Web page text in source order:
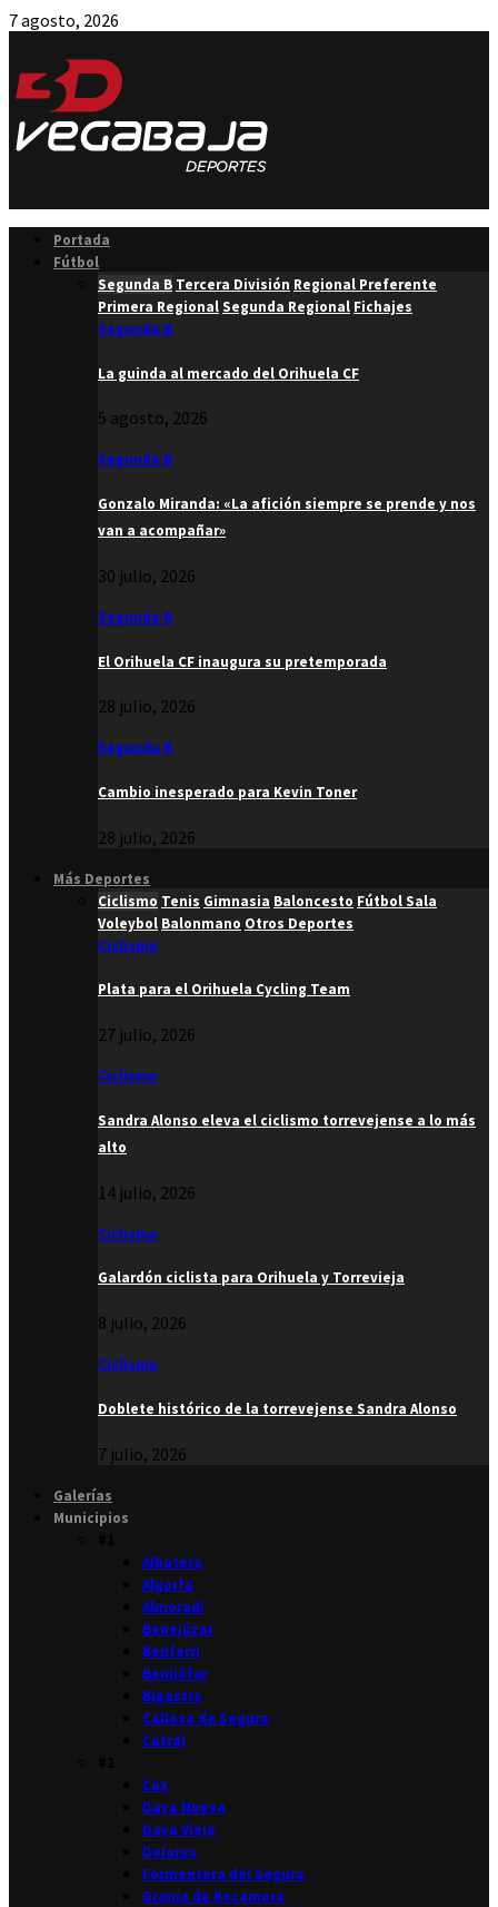
7 agosto, 2026
Portada
Fútbol
Segunda B Tercera División Regional Preferente
Primera RegionalSegunda Regional Fichajes
Segunda B
La guinda al mercado del Orihuela CF
5 agosto, 2026
Segunda B
Gonzalo Miranda: «La afición siempre se prende y nos
van a acompañar»
30 julio, 2026
Segunda B
El Orihuela CF inaugura su pretemporada
28 julio, 2026
Segunda B
Cambio inesperado para Kevin Toner
28 julio, 2026
Más Deportes
Ciclismo Tenis Gimnasia Baloncesto Fútbol Sala
Voleybol Balonmano Otros Deportes
Ciclismo
Plata para el Orihuela Cycling Team
27 julio, 2026
Ciclismo
Sandra Alonso eleva el ciclismo torrevejense a lo más
alto
14 julio, 2026
Ciclismo
Galardón ciclista para Orihuela y Torrevieja
8 julio, 2026
Ciclismo
Doblete histórico de la torrevejense Sandra Alonso
7 julio, 2026
Galerías
Municipios
Albatera
Algorfa
Almoradí
Benejúzar
Benferri
Benijófar
Bigastro
Callosa de Segura
Catral
Cox
Daya Nueva
Daya Vieja
Dolores
Formentera del Segura
Granja de Rocamora